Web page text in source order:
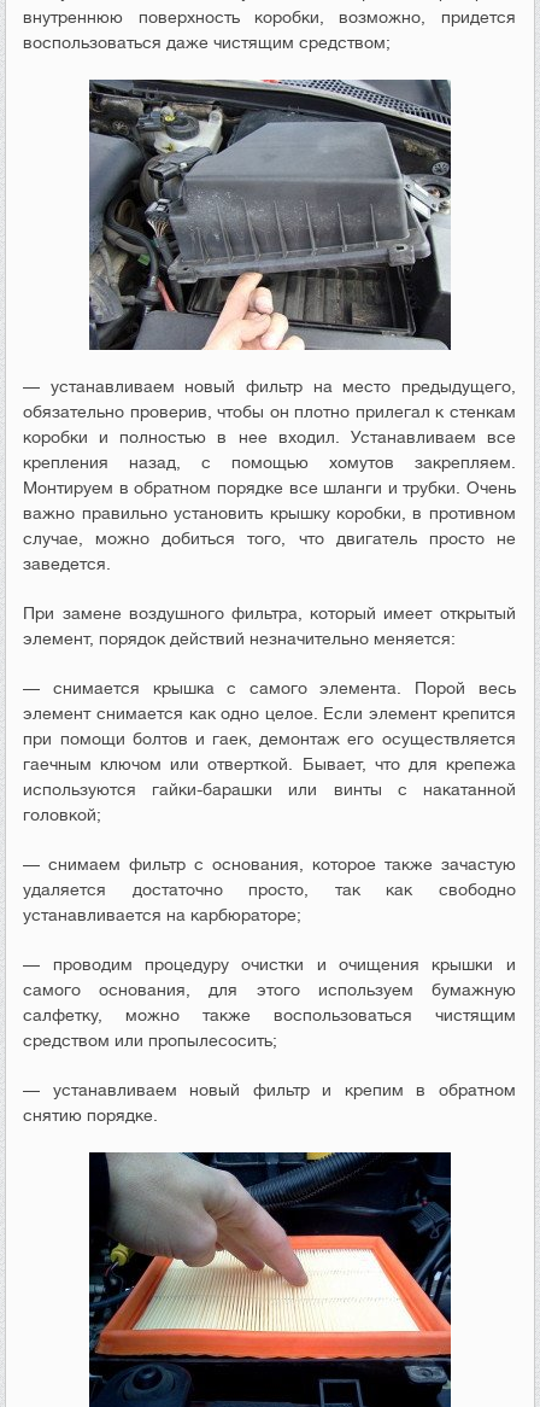
внутреннюю поверхность коробки, возможно, придется
воспользоваться даже чистящим средством;
— устанавливаем новый фильтр на место предыдущего,
обязательно проверив, чтобы он плотно прилегал к стенкам
коробки и полностью в нее входил. Устанавливаем все
крепления назад, с помощью хомутов закрепляем.
Монтируем в обратном порядке все шланги и трубки. Очень
важно правильно установить крышку коробки, в противном
случае, можно добиться того, что двигатель просто не
заведется.
При замене воздушного фильтра, который имеет открытый
элемент, порядок действий незначительно меняется:
— снимается крышка с самого элемента. Порой весь
элемент снимается как одно целое. Если элемент крепится
при помощи болтов и гаек, демонтаж его осуществляется
гаечным ключом или отверткой. Бывает, что для крепежа
используются гайки-барашки или винты с накатанной
головкой;
— снимаем фильтр с основания, которое также зачастую
удаляется достаточно просто, так как свободно
устанавливается на карбюраторе;
— проводим процедуру очистки и очищения крышки и
самого основания, для этого используем бумажную
салфетку, можно также воспользоваться чистящим
средством или пропылесосить;
— устанавливаем новый фильтр и крепим в обратном
снятию порядке.